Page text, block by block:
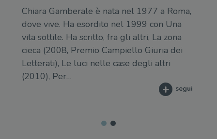
Chiara Gamberale è nata nel 1977 a Roma,
dove vive. Ha esordito nel 1999 con Una
vita sottile. Ha scritto, fra gli altri, La zona
cieca (2008, Premio Campiello Giuria dei
Letterati), Le luci nelle case degli altri
(2010), Per…
segui